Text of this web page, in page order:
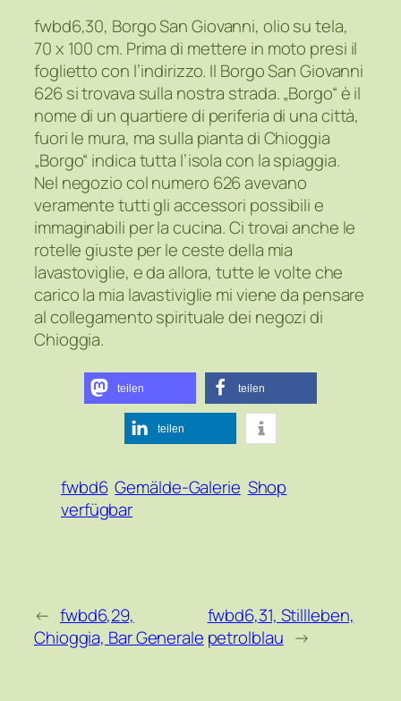
fwbd6,30, Borgo San Giovanni, olio su tela,
70 x 100 cm. Prima di mettere in moto presi il
foglietto con l’indirizzo. Il Borgo San Giovanni
626 si trovava sulla nostra strada. „Borgo“ è il
nome di un quartiere di periferia di una città,
fuori le mura, ma sulla pianta di Chioggia
„Borgo“ indica tutta l’isola con la spiaggia.
Nel negozio col numero 626 avevano
veramente tutti gli accessori possibili e
immaginabili per la cucina. Ci trovai anche le
rotelle giuste per le ceste della mia
lavastoviglie, e da allora, tutte le volte che
carico la mia lavastiviglie mi viene da pensare
al collegamento spirituale dei negozi di
Chioggia.
teilen teilen
teilen
fwbd6 Gemälde-Galerie Shop
verfügbar
← fwbd6,29,
Chioggia, Bar Generale
fwbd6,31, Stillleben,
petrolblau →